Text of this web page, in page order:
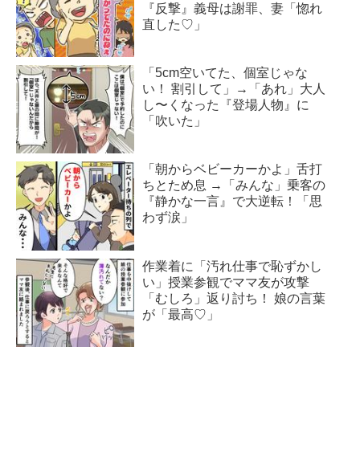
『反撃』義母は謝罪、妻「惚れ
直した♡」
「5cm空いてた、個室じゃな
い！ 割引して」→「あれ」大人
し〜くなった『登場人物』に
「吹いた」
「朝からベビーカーかよ」舌打
ちとため息 →「みんな」乗客の
『静かな一言』で大逆転！「思
わず涙」
作業着に「汚れ仕事で恥ずかし
い」授業参観でママ友が攻撃
「むしろ」返り討ち！ 娘の言葉
が「最高♡」